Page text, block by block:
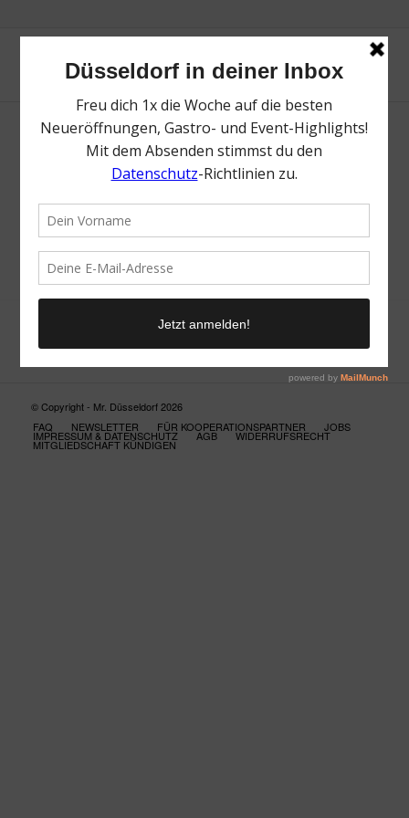
Neue Suche
Suchergebnis nicht zufriedenstellend? Versuche es mal mit
einem Wortteil oder einer anderen Schreibweise.
© Copyright - Mr. Düsseldorf 2026
FAQ
NEWSLETTER FÜR KOOPERATIONSPARTNER JOBS
IMPRESSUM & DATENSCHUTZ AGB WIDERRUFSRECHT
MITGLIEDSCHAFT KÜNDIGEN